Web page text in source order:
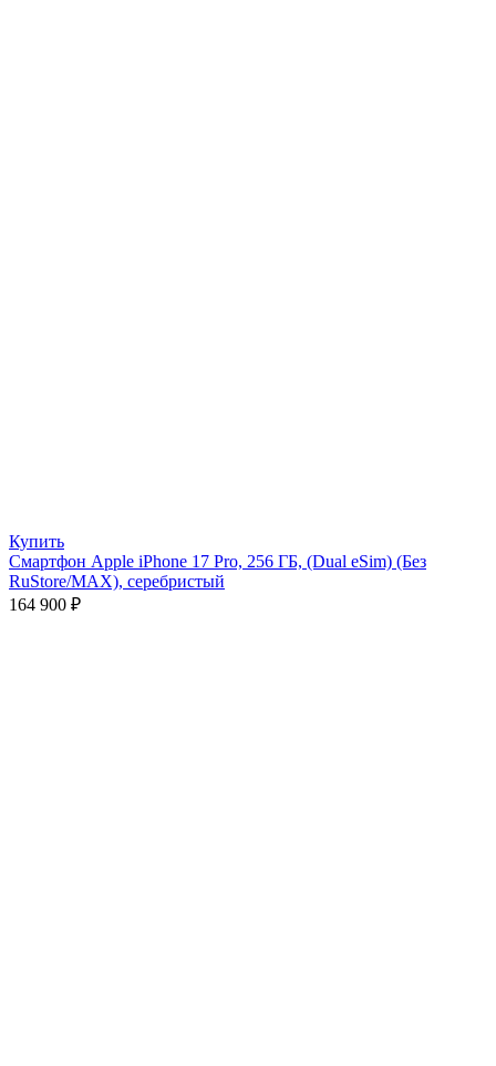
Купить
Смартфон Apple iPhone 17 Pro, 256 ГБ, (Dual eSim) (Без
RuStore/MAX), серебристый
164 900 ₽